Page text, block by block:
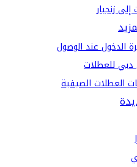
إلى زنجبار
الدخول عند الوصول
دبي للعطلات
العطلات الصيفية